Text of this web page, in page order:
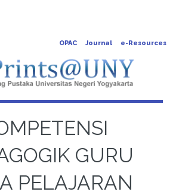
OPAC Journal e-Resources
GURU
PELAJARAN